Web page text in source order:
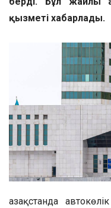
қызметі хабарлады.
Қазақстанда